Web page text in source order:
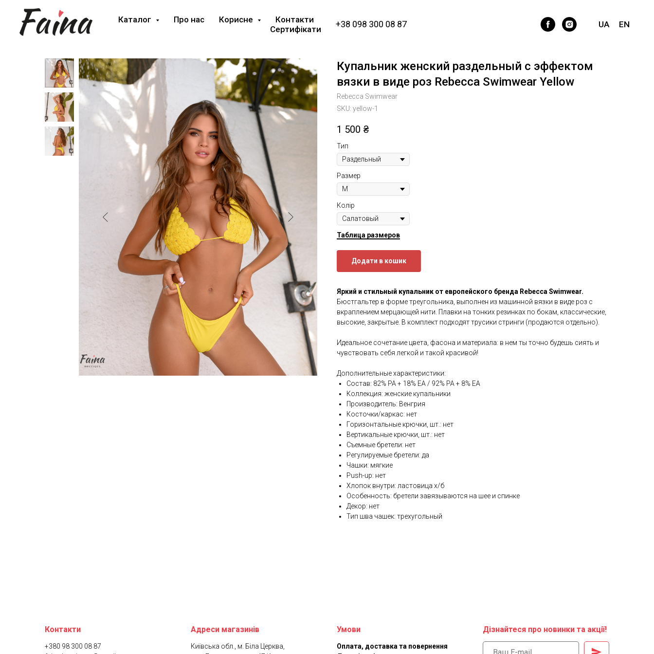
Каталог Про нас Корисне
Контакти
Сертифікати
+38 098 300 08 87 UA EN
Купальник женский раздельный с эффектом
вязки в виде роз Rebecca Swimwear Yellow
Rebecca Swimwear
SKU: yellow-1
1 500 ₴
Тип
Размер
Колір
Таблица размеров
Додати в кошик
Яркий и стильный купальник от европейского бренда Rebecca Swimwear.
Бюстгальтер в форме треугольника, выполнен из машинной вязки в виде роз с
вкраплением мерцающей нити. Плавки на тонких резинках по бокам, классические,
высокие, закрытые. В комплект подходят трусики стринги (продаются отдельно).
Идеальное сочетание цвета, фасона и материала: в нем ты точно будешь сиять и
чувствовать себя легкой и такой красивой!
Дополнительные характеристики:
Состав: 82% PA + 18% EA / 92% PA + 8% EA
Коллекция: женские купальники
Производитель: Венгрия
Косточки/каркас: нет
Горизонтальные крючки, шт.: нет
Вертикальные крючки, шт.: нет
Съемные бретели: нет
Регулируемые бретели: да
Чашки: мягкие
Push-up: нет
Хлопок внутри: ластовица х/б
Особенность: бретели завязываются на шее и спинке
Декор: нет
Тип шва чашек: трехугольный
Контакти
+380 98 300 08 87
Адреси магазинів
Київська обл., м. Біла Церква,
Умови
Оплата, доставка та повернення
Дізнайтеся про новинки та акції!